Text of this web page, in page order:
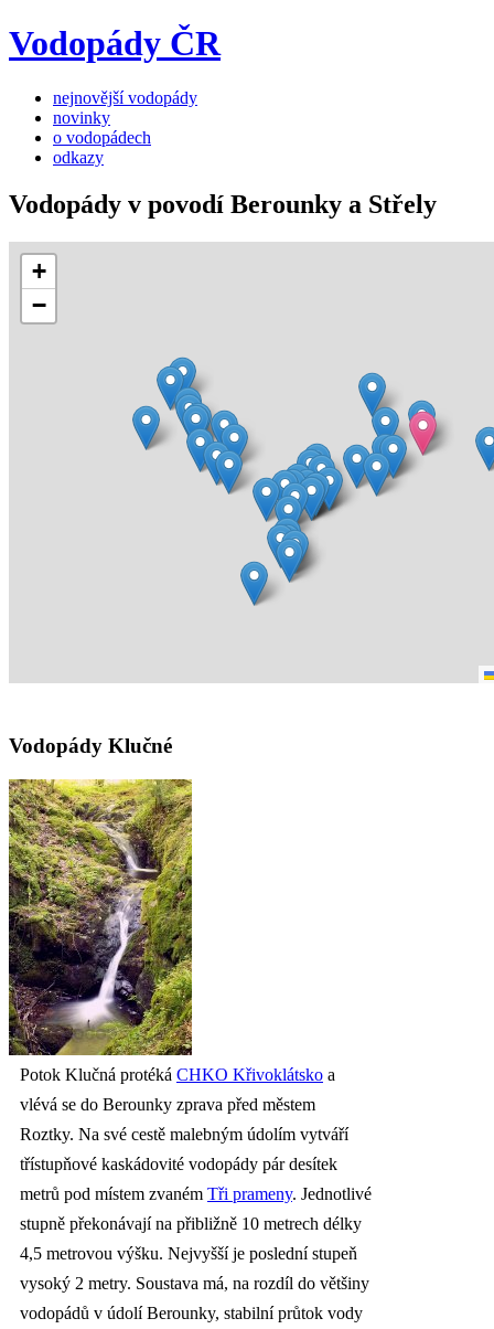
Vodopády ČR
nejnovější vodopády
novinky
o vodopádech
odkazy
Vodopády v povodí Berounky a Střely
+
−
Vodopády Klučné
Potok Klučná protéká CHKO Křivoklátsko a
vlévá se do Berounky zprava před městem
Roztky. Na své cestě malebným údolím vytváří
třístupňové kaskádovité vodopády pár desítek
metrů pod místem zvaném Tři prameny. Jednotlivé
stupně překonávají na přibližně 10 metrech délky
4,5 metrovou výšku. Nejvyšší je poslední stupeň
vysoký 2 metry. Soustava má, na rozdíl do většiny
vodopádů v údolí Berounky, stabilní průtok vody